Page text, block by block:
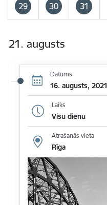
29 30 31
21. augusts
Datums
16. augusts, 2021
Laiks
Visu dienu
Atrašanās vieta
Rīga